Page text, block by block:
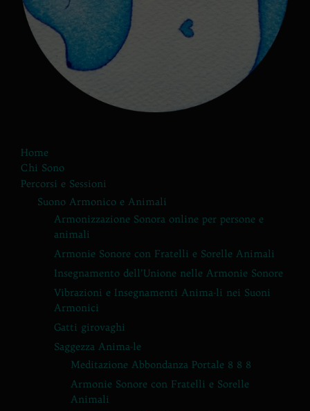
Home
Chi Sono
Percorsi e Sessioni
Suono Armonico e Animali
Armonizzazione Sonora online per persone e
animali
Armonie Sonore con Fratelli e Sorelle Animali
Insegnamento dell’Unione nelle Armonie Sonore
Vibrazioni e Insegnamenti Anima-li nei Suoni
Armonici
Gatti girovaghi
Saggezza Anima-le
Meditazione Abbondanza Portale 8 8 8
Armonie Sonore con Fratelli e Sorelle
Animali